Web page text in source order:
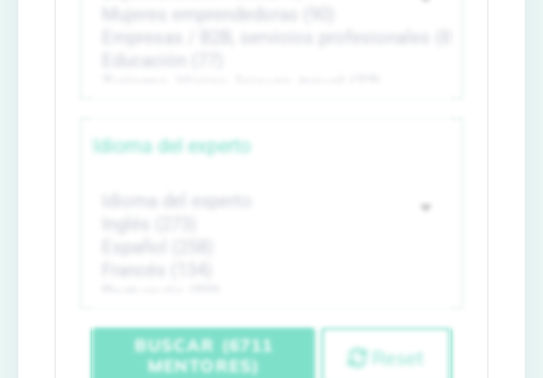
Idioma del experto
BUSCAR (6711
MENTORES)
Reset